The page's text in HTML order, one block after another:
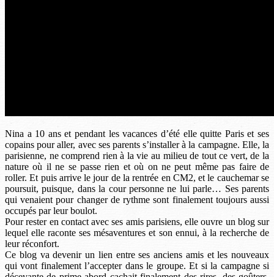
Nina a 10 ans et pendant les vacances d’été elle quitte Paris et ses
copains pour aller, avec ses parents s’installer à la campagne. Elle, la
parisienne, ne comprend rien à la vie au milieu de tout ce vert, de la
nature où il ne se passe rien et où on ne peut même pas faire de
roller. Et puis arrive le jour de la rentrée en CM2, et le cauchemar se
poursuit, puisque, dans la cour personne ne lui parle… Ses parents
qui venaient pour changer de rythme sont finalement toujours aussi
occupés par leur boulot.
Pour rester en contact avec ses amis parisiens, elle ouvre un blog sur
lequel elle raconte ses mésaventures et son ennui, à la recherche de
leur réconfort.
Ce blog va devenir un lien entre ses anciens amis et les nouveaux
qui vont finalement l’accepter dans le groupe. Et si la campagne si